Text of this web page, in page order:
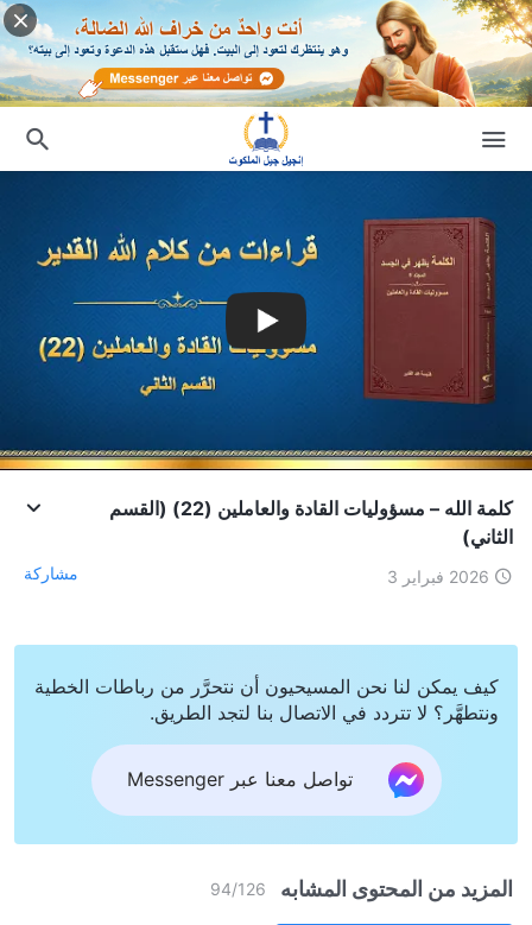
كلمة الله – مسؤوليات القادة والعاملين (22) (القسم
الثاني)
2026 فبراير 3 مشاركة
كيف يمكن لنا نحن المسيحيون أن نتحرَّر من رباطات الخطية
ونتطهَّر؟ لا تتردد في الاتصال بنا لتجد الطريق.
تواصل معنا عبر Messenger
المزيد من المحتوى المشابه 94/126